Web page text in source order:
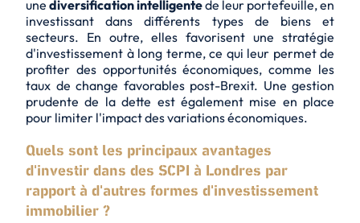
une diversification intelligentede leur portefeuille, en
investissant dans différents types de biens et
secteurs. En outre, elles favorisent une stratégie
d'investissement à long terme, ce qui leur permet de
profiter des opportunités économiques, comme les
taux de change favorables post-Brexit. Une gestion
prudente de la dette est également mise en place
pour limiter l'impact des variations économiques.
Quels sont les principaux avantages
d'investir dans des SCPI à Londres par
rapport à d'autres formes d'investissement
immobilier ?